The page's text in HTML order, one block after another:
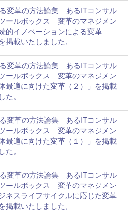
る変革の方法論集 あるITコンサル
ールボックス 変革のマネジメン
的イノベーションによる変革
掲載いたしました。
る変革の方法論集 あるITコンサル
ールボックス 変革のマネジメン
最適に向けた変革（２）」を掲載
た。
る変革の方法論集 あるITコンサル
ールボックス 変革のマネジメン
最適に向けた変革（１）」を掲載
た。
る変革の方法論集 あるITコンサル
ールボックス 変革のマネジメン
ネスライフサイクルに応じた変革
掲載いたしました。